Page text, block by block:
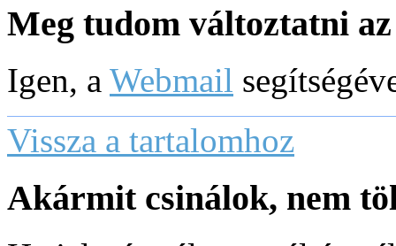
Meg tudom változtatni
Igen, a Webmail
Vissza a tartalomhoz
Akármit csinálok, nem